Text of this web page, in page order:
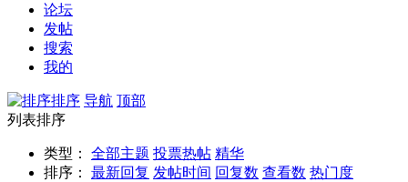
论坛
发帖
搜索
我的
排序 导航 顶部
列表排序
类型： 全部主题 投票热帖 精华
排序：
最新回复 发帖时间 回复数 查看数 热门度